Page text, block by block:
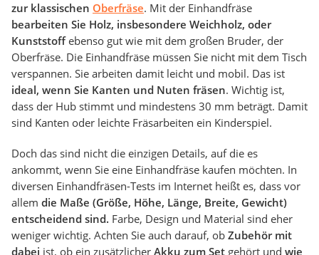
zur klassischen Oberfräse. Mit der Einhandfräse
bearbeiten Sie Holz, insbesondere Weichholz, oder
Kunststoffebenso gut wie mit dem großen Bruder, der
Oberfräse. Die Einhandfräse müssen Sie nicht mit dem Tisch
verspannen. Sie arbeiten damit leicht und mobil. Das ist
ideal, wenn Sie Kanten und Nuten fräsen. Wichtig ist,
dass der Hub stimmt und mindestens 30 mm beträgt. Damit
sind Kanten oder leichte Fräsarbeiten ein Kinderspiel.
Doch das sind nicht die einzigen Details, auf die es
ankommt, wenn Sie eine Einhandfräse kaufen möchten. In
diversen Einhandfräsen-Tests im Internet heißt es, dass vor
allem die Maße (Größe, Höhe, Länge, Breite, Gewicht)
entscheidend sind. Farbe, Design und Material sind eher
weniger wichtig. Achten Sie auch darauf, ob Zubehör mit
dabei ist, ob ein zusätzlicher Akku zum Set gehört und wie